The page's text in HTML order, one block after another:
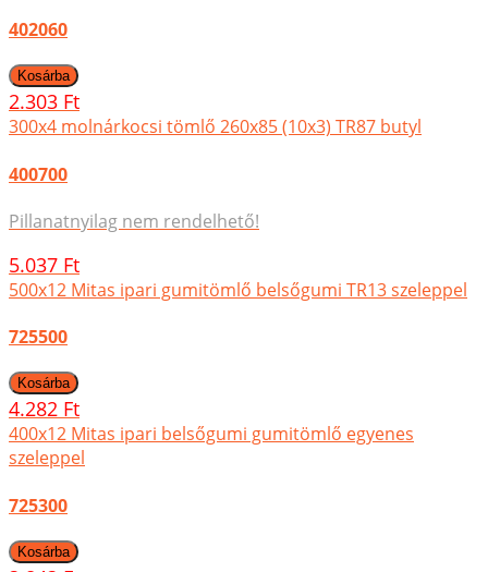
402060
2.303 Ft
300x4 molnárkocsi tömlő 260x85 (10x3) TR87 butyl
400700
Pillanatnyilag nem rendelhető!
5.037 Ft
500x12 Mitas ipari gumitömlő belsőgumi TR13 szeleppel
725500
4.282 Ft
400x12 Mitas ipari belsőgumi gumitömlő egyenes
szeleppel
725300